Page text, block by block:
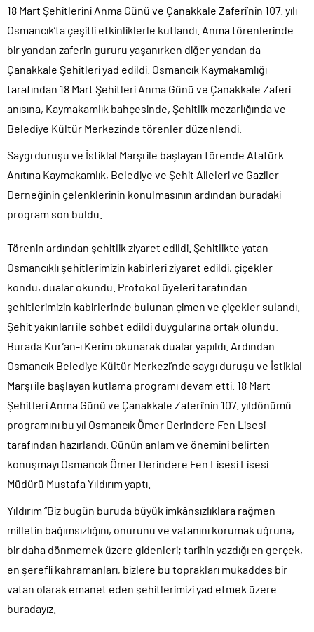
18 Mart Şehitlerini Anma Günü ve Çanakkale Zaferi’nin 107. yılı
Osmancık’ta çeşitli etkinliklerle kutlandı. Anma törenlerinde
bir yandan zaferin gururu yaşanırken diğer yandan da
Çanakkale Şehitleri yad edildi. Osmancık Kaymakamlığı
tarafından 18 Mart Şehitleri Anma Günü ve Çanakkale Zaferi
anısına, Kaymakamlık bahçesinde, Şehitlik mezarlığında ve
Belediye Kültür Merkezinde törenler düzenlendi.
Saygı duruşu ve İstiklal Marşı ile başlayan törende Atatürk
Anıtına Kaymakamlık, Belediye ve Şehit Aileleri ve Gaziler
Derneğinin çelenklerinin konulmasının ardından buradaki
program son buldu.
Törenin ardından şehitlik ziyaret edildi. Şehitlikte yatan
Osmancıklı şehitlerimizin kabirleri ziyaret edildi, çiçekler
kondu, dualar okundu. Protokol üyeleri tarafından
şehitlerimizin kabirlerinde bulunan çimen ve çiçekler sulandı.
Şehit yakınları ile sohbet edildi duygularına ortak olundu.
Burada Kur’an-ı Kerim okunarak dualar yapıldı. Ardından
Osmancık Belediye Kültür Merkezi’nde saygı duruşu ve İstiklal
Marşı ile başlayan kutlama programı devam etti. 18 Mart
Şehitleri Anma Günü ve Çanakkale Zaferi’nin 107. yıldönümü
programını bu yıl Osmancık Ömer Derindere Fen Lisesi
tarafından hazırlandı. Günün anlam ve önemini belirten
konuşmayı Osmancık Ömer Derindere Fen Lisesi Lisesi
Müdürü Mustafa Yıldırım yaptı.
Yıldırım “Biz bugün buruda büyük imkânsızlıklara rağmen
milletin bağımsızlığını, onurunu ve vatanını korumak uğruna,
bir daha dönmemek üzere gidenleri; tarihin yazdığı en gerçek,
en şerefli kahramanları, bizlere bu toprakları mukaddes bir
vatan olarak emanet eden şehitlerimizi yad etmek üzere
buradayız.